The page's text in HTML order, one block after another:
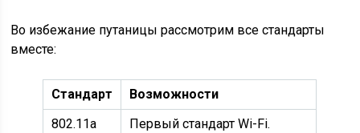
Во избежание путаницы рассмотрим все стандарты
вместе:
Стандарт
Возможности
802.11a
Первый стандарт Wi-Fi.